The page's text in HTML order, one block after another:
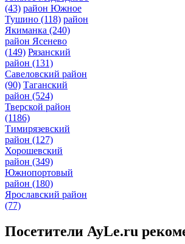
(43) район Южное
Тушино (118) район
Якиманка (240)
район Ясенево
(149) Рязанский
район (131)
Савеловский район
(90) Таганский
район (524)
Тверской район
(1186)
Тимирязевский
район (127)
Хорошевский
район (349)
Южнопортовый
район (180)
Ярославский район
(77)
Посетители AyLe.ru